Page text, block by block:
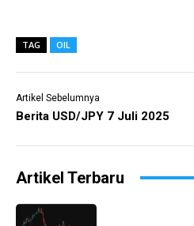
TAG OIL
Artikel Sebelumnya
Berita USD/JPY 7 Juli 2025
Artikel Terbaru